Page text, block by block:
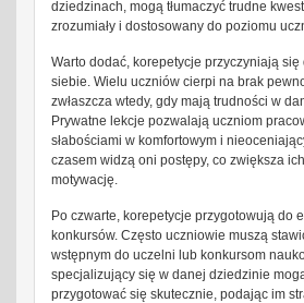
dziedzinach, mogą tłumaczyć trudne
zrozumiały i dostosowany do poziomu
Warto dodać, korepetycje przyczyniają
siebie. Wielu uczniów cierpi na brak
zwłaszcza wtedy, gdy mają trudności w
Prywatne lekcje pozwalają uczniom
słabościami w komfortowym i
czasem widzą oni postępy, co zwiększa
motywację.
Po czwarte, korepetycje przygotowują do
konkursów. Często uczniowie muszą
wstępnym do uczelni lub konkursom
specjalizujący się w danej dziedzinie
przygotować się skutecznie, podając im